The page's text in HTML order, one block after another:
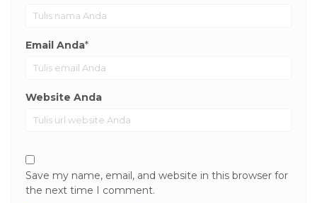
Email Anda*
Website Anda
Save my name, email, and website in this browser for
the next time I comment.